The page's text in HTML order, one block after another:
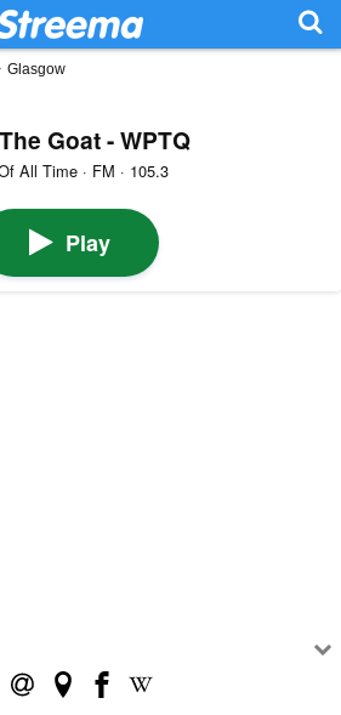
Glasgow
Goat - WPTQ
All Time · FM · 105.3
Play